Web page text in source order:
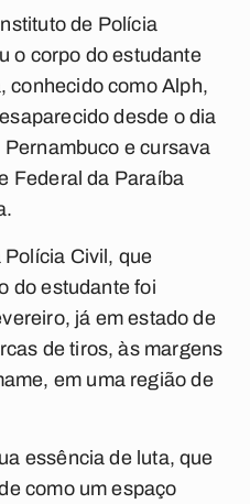
de Polícia
o corpo do estudante
conhecido como Alph,
desde o dia
e cursava
Federal da Paraíba
Civil, que
do estudante foi
já em estado de
de tiros, às margens
em uma região de
essência de luta, que
como um espaço